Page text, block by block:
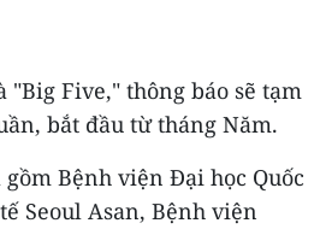
Five," thông báo sẽ tạm
bắt đầu từ tháng Năm.
Bệnh viện Đại học Quốc
Seoul Asan, Bệnh viện